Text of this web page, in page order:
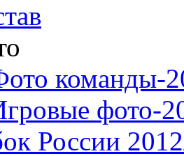
команды-
фото-
России